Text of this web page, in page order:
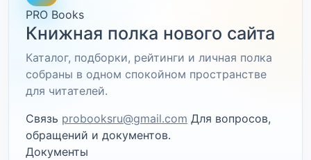
PRO Books
Книжная полка нового сайта
Каталог, подборки, рейтинги и личная полка
собраны в одном спокойном пространстве
для читателей.
Связь probooksru@gmail.com Для вопросов,
обращений и документов.
Документы